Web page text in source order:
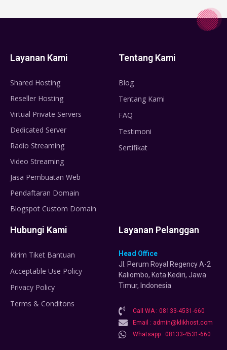
Layanan Kami
Shared Hosting
Reseller Hosting
Virtual Private Servers
Dedicated Server
Radio Streaming
Video Streaming
Jasa Pembuatan Web
Pendaftaran Domain
Blogspot Custom Domain
Tentang Kami
Blog
Tentang Kami
FAQ
Testimoni
Sertifikat
Hubungi Kami
Kirim Tiket Bantuan
Acceptable Use Policy
Privacy Policy
Terms & Conditons
Layanan Pelanggan
Head Office
Jl. Perum Royal Regency A-2
Kaliombo, Kota Kediri, Jawa
Timur, Indonesia
Call WA : 08133-4531-660
Email : admin@klikhost.com
Whatsapp : 08133-4531-660